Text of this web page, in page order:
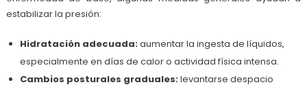
estabilizar la presión:
Hidratación adecuada:aumentar la ingesta de líquidos,
especialmente en días de calor o actividad física intensa.
Cambios posturales graduales:levantarse despacio